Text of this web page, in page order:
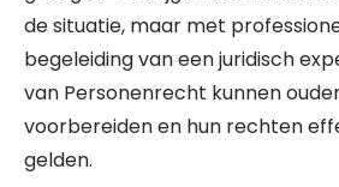
de situatie, maar met
begeleiding van een juridisch
van Personenrecht kunnen
voorbereiden en hun rechten
gelden.